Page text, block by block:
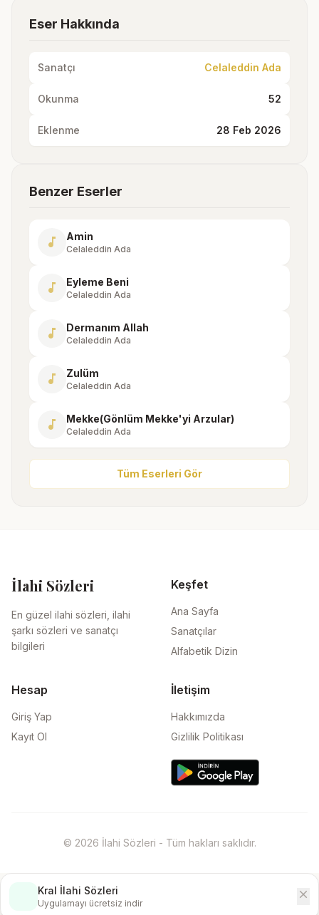
Eser Hakkında
Sanatçı Celaleddin Ada
Okunma 52
Eklenme 28 Feb 2026
Benzer Eserler
music_note Amin
Celaleddin Ada
music_note Eyleme Beni
Celaleddin Ada
music_note Dermanım Allah
Celaleddin Ada
music_note Zulüm
Celaleddin Ada
music_note Mekke(Gönlüm Mekke'yi Arzular)
Celaleddin Ada
Tüm Eserleri Gör
İlahi Sözleri
En güzel ilahi sözleri, ilahi
şarkı sözleri ve sanatçı
bilgileri
Keşfet
Ana Sayfa
Sanatçılar
Alfabetik Dizin
Hesap
Giriş Yap
Kayıt Ol
İletişim
Hakkımızda
Gizlilik Politikası
© 2026 İlahi Sözleri - Tüm hakları saklıdır.
Kral İlahi Sözleri
Uygulamayı ücretsiz indir
close